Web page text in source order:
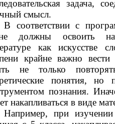
задача,
смысл.
В соответствии с
должны освоить
как искусстве
крайне важно
не только
понятия, но
познания.
накапливаться в виде
Например, при изучении